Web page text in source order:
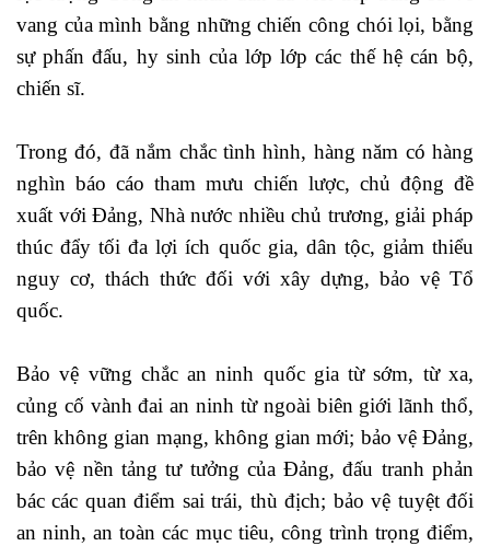
vang của mình bằng những chiến công chói lọi, bằng
sự phấn đấu, hy sinh của lớp lớp các thế hệ cán bộ,
chiến sĩ.
Trong đó, đã nắm chắc tình hình, hàng năm có hàng
nghìn báo cáo tham mưu chiến lược, chủ động đề
xuất với Đảng, Nhà nước nhiều chủ trương, giải pháp
thúc đẩy tối đa lợi ích quốc gia, dân tộc, giảm thiểu
nguy cơ, thách thức đối với xây dựng, bảo vệ Tổ
quốc.
Bảo vệ vững chắc an ninh quốc gia từ sớm, từ xa,
củng cố vành đai an ninh từ ngoài biên giới lãnh thổ,
trên không gian mạng, không gian mới; bảo vệ Đảng,
bảo vệ nền tảng tư tưởng của Đảng, đấu tranh phản
bác các quan điểm sai trái, thù địch; bảo vệ tuyệt đối
an ninh, an toàn các mục tiêu, công trình trọng điểm,